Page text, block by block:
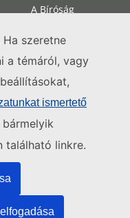
szeretne
a témáról, vagy
ismertető
található linkre.
A Bíróság
Részvétel a
tárgyalásokon